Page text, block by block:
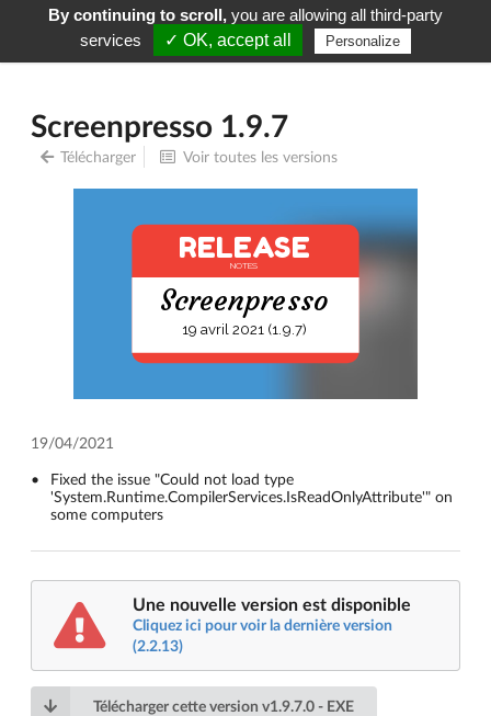
Screenpresso Menu
Screenpresso 1.9.7
Télécharger Voir toutes les versions
RELEASE
NOTES
Screenpresso
19 avril 2021 (1.9.7)
19/04/2021
Fixed the issue "Could not load type
'System.Runtime.CompilerServices.IsReadOnlyAttribute'" on
some computers
Une nouvelle version est disponible
Cliquez ici pour voir la dernière version
(2.2.13)
Télécharger cette version v1.9.7.0- EXE
By continuing to scroll,you are allowing all third-party
services
✓ OK, accept all Personalize